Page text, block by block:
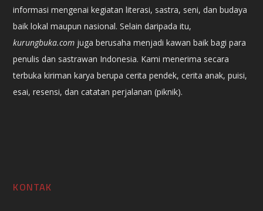
informasi mengenai kegiatan literasi, sastra, seni, dan budaya
baik lokal maupun nasional. Selain daripada itu,
kurungbuka.com juga berusaha menjadi kawan baik bagi para
penulis dan sastrawan Indonesia. Kami menerima secara
terbuka kiriman karya berupa cerita pendek, cerita anak, puisi,
esai, resensi, dan catatan perjalanan (piknik).
KONTAK